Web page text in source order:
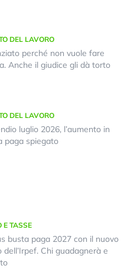
DEL LAVORO
perché non vuole fare
Anche il giudice gli dà torto
DEL LAVORO
luglio 2026, l’aumento in
paga spiegato
E TASSE
busta paga 2027 con il nuovo
dell’Irpef. Chi guadagnerà e